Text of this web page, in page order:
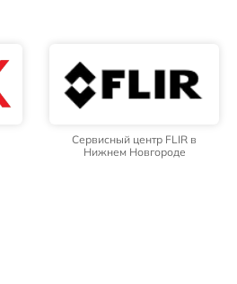
Сервисный центр FLIR в
Нижнем Новгороде